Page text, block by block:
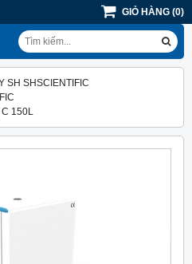
GIỎ HÀNG (0)
SH SHSCIENTIFIC
150L